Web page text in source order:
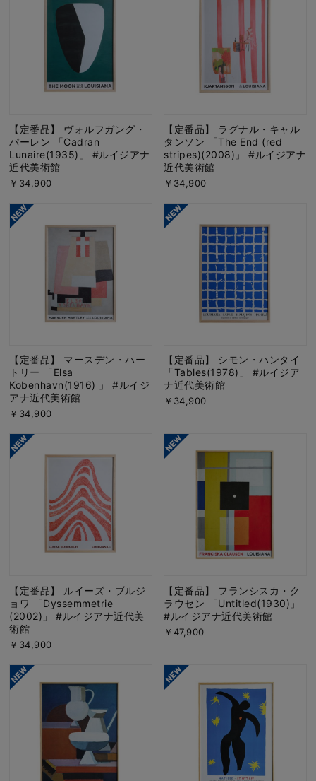
【定番品】 ヴォルフガング・
パーレン 「Cadran
Lunaire(1935)」 #ルイジアナ
近代美術館
￥34,900
【定番品】 ラグナル・キャル
タンソン 「The End (red
stripes)(2008)」 #ルイジアナ
近代美術館
￥34,900
【定番品】 マースデン・ハー
トリー 「Elsa
Kobenhavn(1916) 」 #ルイジ
アナ近代美術館
￥34,900
【定番品】 シモン・ハンタイ
「Tables(1978)」 #ルイジア
ナ近代美術館
￥34,900
【定番品】 ルイーズ・ブルジ
ョワ 「Dyssemmetrie
(2002)」 #ルイジアナ近代美
術館
￥34,900
【定番品】 フランシスカ・ク
ラウセン 「Untitled(1930)」
#ルイジアナ近代美術館
￥47,900